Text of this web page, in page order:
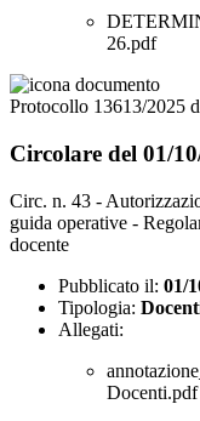
26.pdf
Protocollo 13613/2025
Circolare del 01/
Circ. n. 43 -
guida operative -
docente
Pubblicato il: 01/
Tipologia:
Allegati:
Docenti.pdf